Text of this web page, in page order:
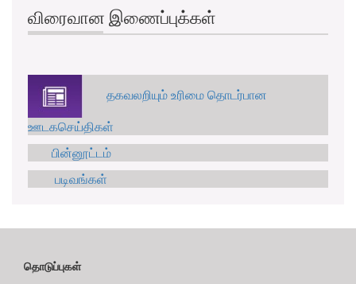
விரைவான இணைப்புக்கள்
தகவலறியும் உரிமை தொடர்பான
ஊடகசெய்திகள்
பின்னூட்டம்
படிவங்கள்
தொடுப்புகள்